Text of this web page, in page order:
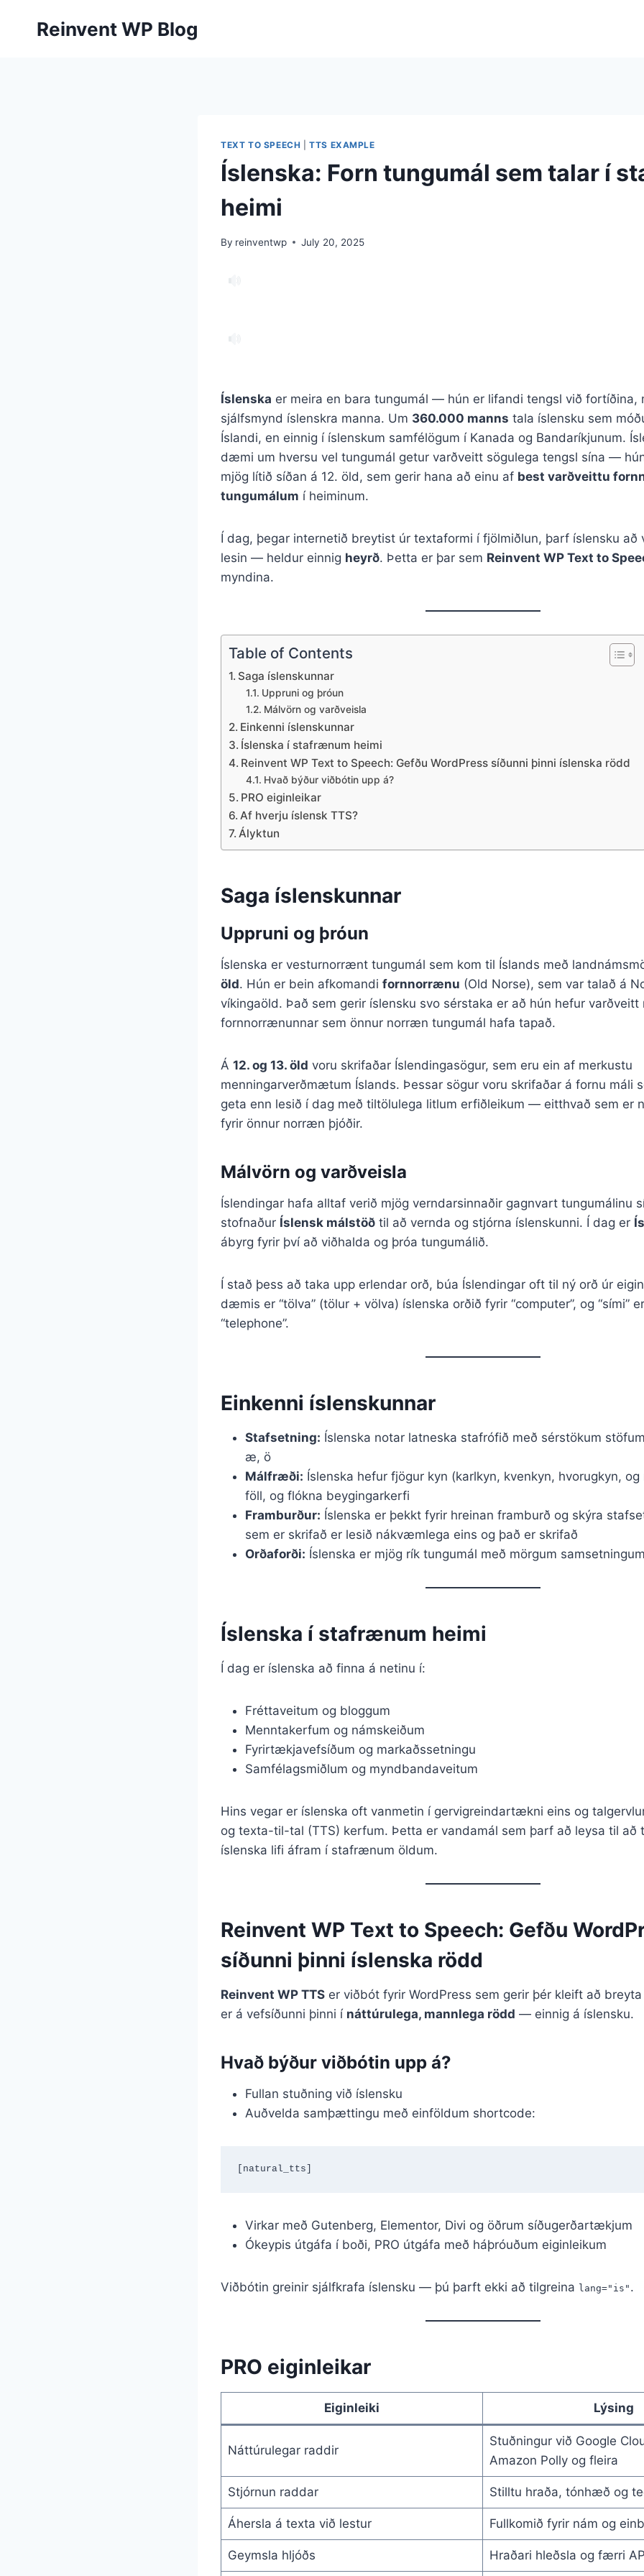
Reinvent WP Blog
TEXT TO SPEECH |TTS EXAMPLE
Íslenska: Forn tungumál sem talar í
heimi
By reinventwp July 20, 2025
Íslenska er meira en bara tungumál — hún er lifandi tengsl við fortíðina,
sjálfsmynd íslenskra manna. Um 360.000 manns tala íslensku sem
Íslandi, en einnig í íslenskum samfélögum í Kanada og Bandaríkjunum.
dæmi um hversu vel tungumál getur varðveitt sögulega tengsl sína —
mjög lítið síðan á 12. öld, sem gerir hana að einu af best varðveittu
tungumálum í heiminum.
Í dag, þegar internetið breytist úr textaformi í fjölmiðlun, þarf íslensku að
lesin — heldur einnig heyrð. Þetta er þar sem Reinvent WP Text to
myndina.
Table of Contents
Saga íslenskunnar
Uppruni og þróun
Málvörn og varðveisla
Einkenni íslenskunnar
Íslenska í stafrænum heimi
Reinvent WP Text to Speech: Gefðu WordPress síðunni þinni íslenska rödd
Hvað býður viðbótin upp á?
PRO eiginleikar
Af hverju íslensk TTS?
Ályktun
Saga íslenskunnar
Uppruni og þróun
Íslenska er vesturnorrænt tungumál sem kom til Íslands með
öld. Hún er bein afkomandi fornnorrænu (Old Norse), sem var talað á
víkingaöld. Það sem gerir íslensku svo sérstaka er að hún hefur varðveitt
fornnorrænunnar sem önnur norræn tungumál hafa tapað.
Á 12. og 13. öld voru skrifaðar Íslendingasögur, sem eru ein af merkustu
menningarverðmætum Íslands. Þessar sögur voru skrifaðar á fornu máli
geta enn lesið í dag með tiltölulega litlum erfiðleikum — eitthvað sem er
fyrir önnur norræn þjóðir.
Málvörn og varðveisla
Íslendingar hafa alltaf verið mjög verndarsinnaðir gagnvart tungumálinu
stofnaður Íslensk málstöð til að vernda og stjórna íslenskunni. Í dag er
ábyrg fyrir því að viðhalda og þróa tungumálið.
Í stað þess að taka upp erlendar orð, búa Íslendingar oft til ný orð úr
dæmis er “tölva” (tölur + völva) íslenska orðið fyrir “computer”, og “sími”
“telephone”.
Einkenni íslenskunnar
Stafsetning: Íslenska notar latneska stafrófið með sérstökum
æ, ö
Málfræði: Íslenska hefur fjögur kyn (karlkyn, kvenkyn, hvorugkyn, og
föll, og flókna beygingarkerfi
Framburður: Íslenska er þekkt fyrir hreinan framburð og skýra
sem er skrifað er lesið nákvæmlega eins og það er skrifað
Orðaforði: Íslenska er mjög rík tungumál með mörgum
Íslenska í stafrænum heimi
Í dag er íslenska að finna á netinu í:
Fréttaveitum og bloggum
Menntakerfum og námskeiðum
Fyrirtækjavefsíðum og markaðssetningu
Samfélagsmiðlum og myndbandaveitum
Hins vegar er íslenska oft vanmetin í gervigreindartækni eins og
og texta-til-tal (TTS) kerfum. Þetta er vandamál sem þarf að leysa til að
íslenska lifi áfram í stafrænum öldum.
Reinvent WP Text to Speech: Gefðu
síðunni þinni íslenska rödd
Reinvent WP TTS er viðbót fyrir WordPress sem gerir þér kleift að
er á vefsíðunni þinni í náttúrulega, mannlega rödd — einnig á íslensku.
Hvað býður viðbótin upp á?
Fullan stuðning við íslensku
Auðvelda samþættingu með einföldum shortcode:
[natural_tts]
Virkar með Gutenberg, Elementor, Divi og öðrum síðugerðartækjum
Ókeypis útgáfa í boði, PRO útgáfa með háþróuðum eiginleikum
Viðbótin greinir sjálfkrafa íslensku — þú þarft ekki að tilgreina lang="is" .
PRO eiginleikar
Eiginleiki Lýsing
Náttúrulegar raddir
Stuðningur við Google
Amazon Polly og fleira
Stjórnun raddar Stilltu hraða, tónhæð og
Áhersla á texta við lestur Fullkomið fyrir nám og
Geymsla hljóðs Hraðari hleðsla og færri